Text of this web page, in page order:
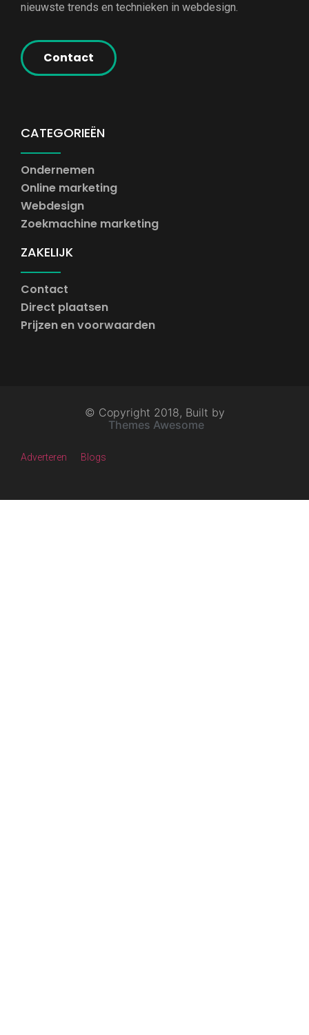
nieuwste trends en technieken in webdesign.
Contact
CATEGORIEËN
Ondernemen
Online marketing
Webdesign
Zoekmachine marketing
ZAKELIJK
Contact
Direct plaatsen
Prijzen en voorwaarden
© Copyright 2018, Built by
Themes Awesome
Adverteren Blogs